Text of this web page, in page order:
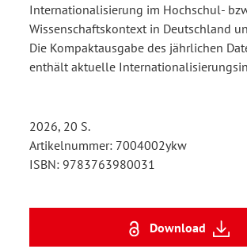
Internationalisierung im Hochschul-
Wissenschaftskontext in Deutschland
Die Kompaktausgabe des jährlichen
enthält aktuelle
2026, 20 S.
Artikelnummer: 7004002ykw
ISBN: 9783763980031
Download